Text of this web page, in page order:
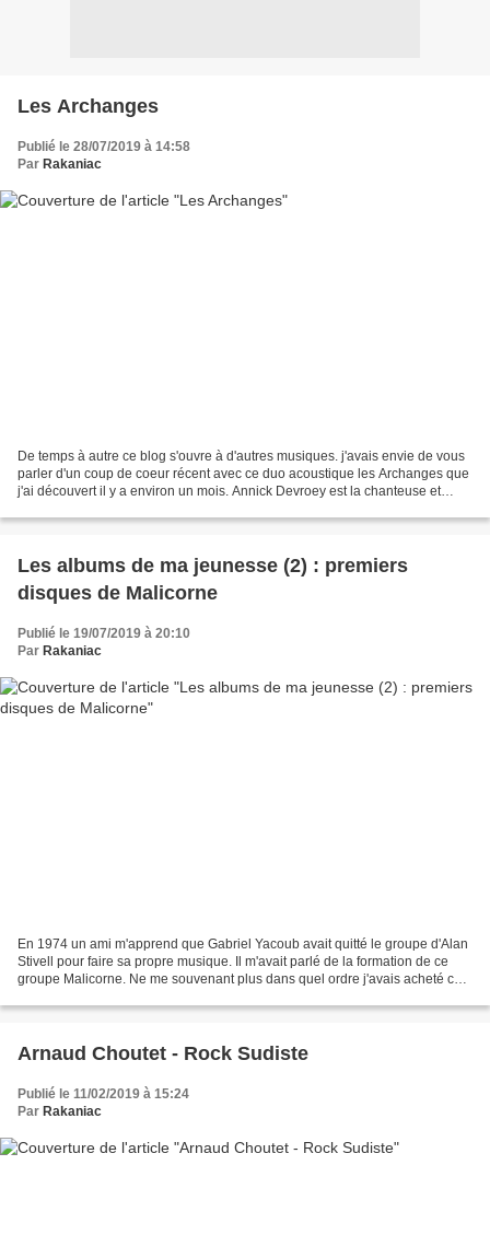
Les Archanges
Publié le 28/07/2019 à 14:58
Par Rakaniac
De temps à autre ce blog s'ouvre à d'autres musiques. j'avais envie de vous
parler d'un coup de coeur récent avec ce duo acoustique les Archanges que
j'ai découvert il y a environ un mois. Annick Devroey est la chanteuse et
Les albums de ma jeunesse (2) : premiers
disques de Malicorne
Publié le 19/07/2019 à 20:10
Par Rakaniac
En 1974 un ami m'apprend que Gabriel Yacoub avait quitté le groupe d'Alan
Stivell pour faire sa propre musique. Il m'avait parlé de la formation de ce
groupe Malicorne. Ne me souvenant plus dans quel ordre j'avais acheté ces
Arnaud Choutet - Rock Sudiste
Publié le 11/02/2019 à 15:24
Par Rakaniac